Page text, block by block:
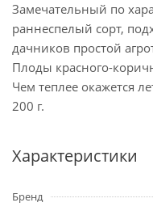
Замечательный по
раннеспелый сорт,
дачников простой
Плоды красного-
Чем теплее окажется
200 г.
Характеристики
Бренд